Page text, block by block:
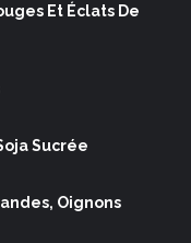
Et Éclats De
Sucrée
Oignons